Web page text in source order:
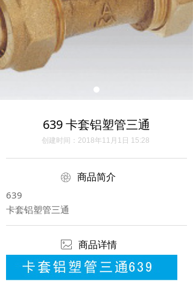
639 卡套铝塑管三通
商品简介
创建时间： 2018年11月1日 15:28
639
卡套铝塑管三通
商品详情
ꁵ
ꂈ